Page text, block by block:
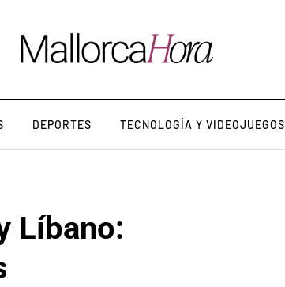
DEPORTES TECNOLOGÍA Y VIDEOJUEGOS
Líbano: